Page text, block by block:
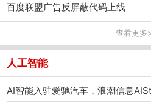
百度联盟广告反屏蔽代码上线
查看更多
人工智能
AI智能入驻爱驰汽车，浪潮信息